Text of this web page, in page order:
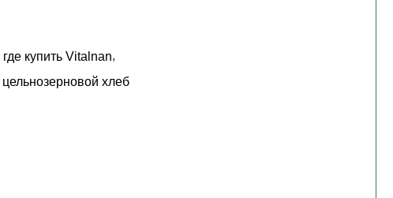
где купить Vitalnan,
цельнозерновой хлеб